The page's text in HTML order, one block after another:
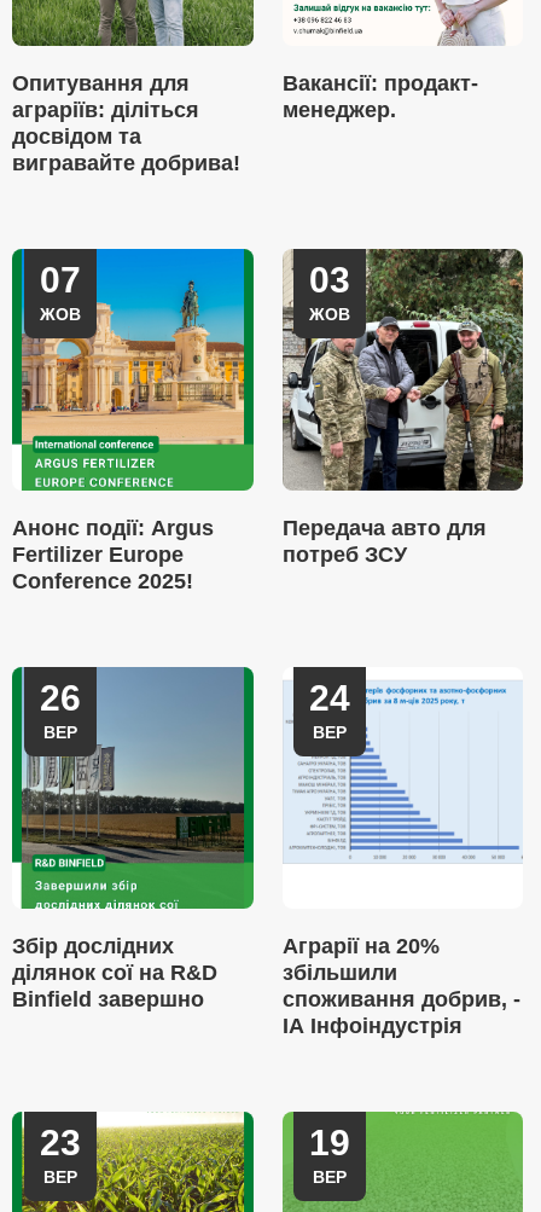
Опитування для
аграріїв: діліться
досвідом та
вигравайте добрива!
Вакансії: продакт-
менеджер.
07
ЖОВ
Анонс події: Argus
Fertilizer Europe
Conference 2025!
03
ЖОВ
Передача авто для
потреб ЗСУ
26
ВЕР
Збір дослідних
ділянок сої на R&D
Binfield завершно
24
ВЕР
Аграрії на 20%
збільшили
споживання добрив, -
ІА Інфоіндустрія
23
ВЕР
19
ВЕР